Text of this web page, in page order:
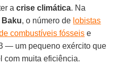
a crise climática. Na
Baku, o número de lobistas
combustíveis fósseis e
— um pequeno exército que
com muita eficiência.